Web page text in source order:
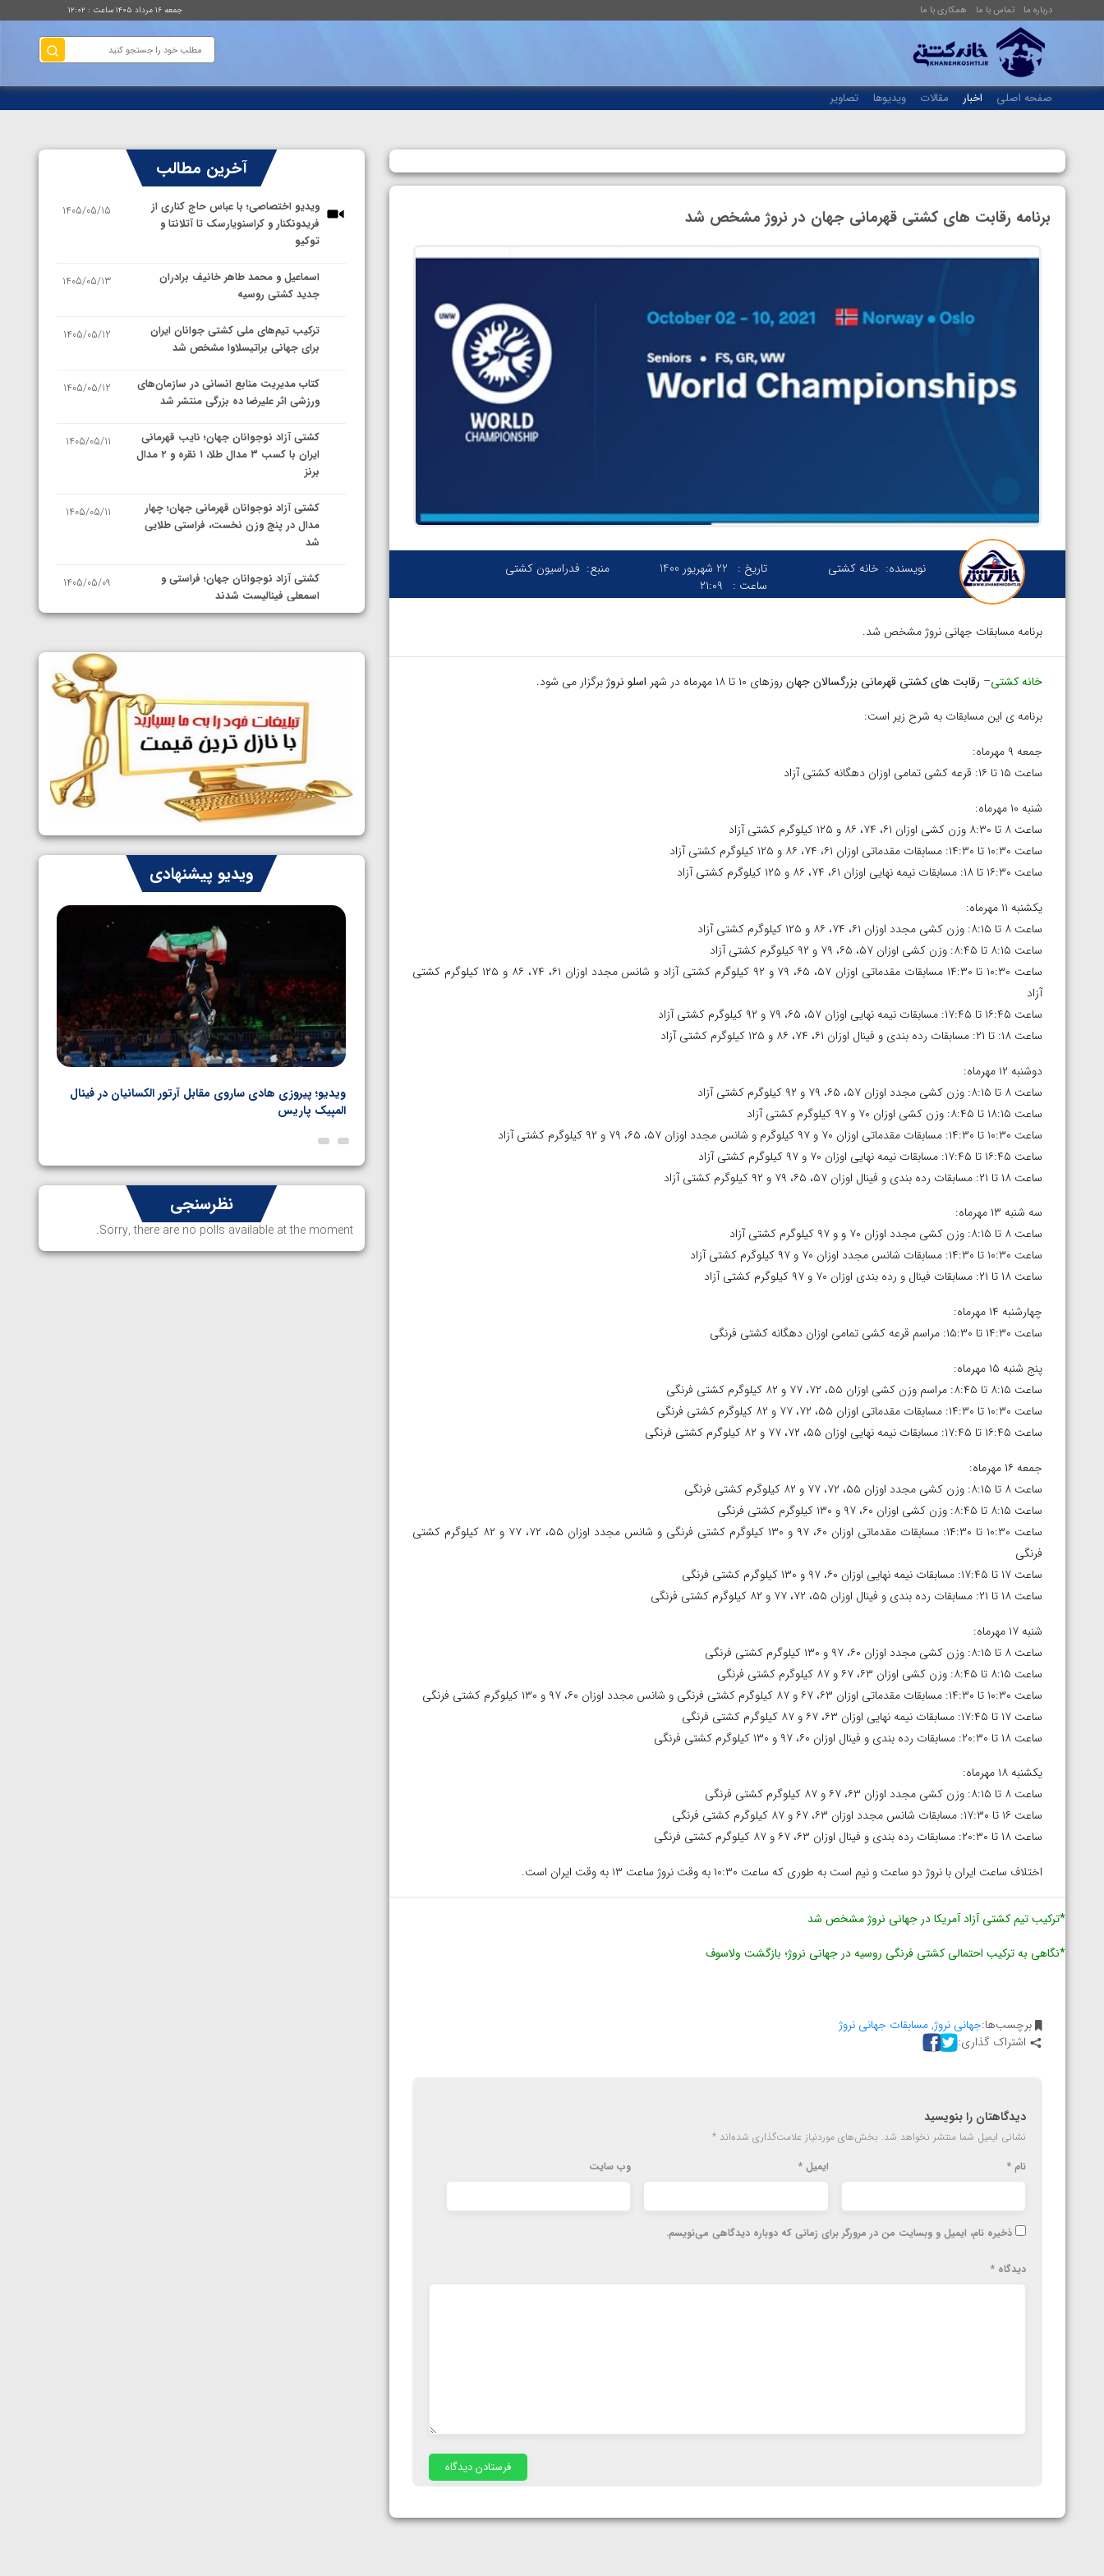
درباره ما تماس با ما همکاری با ما جمعه ۱۶ مرداد ۱۴۰۵ ساعت : ۱۲:۰۲
صفحه اصلی اخبار مقالات ویدیوها تصاویر
برنامه رقابت های کشتی قهرمانی جهان در نروژ مشخص شد
نویسنده: خانه کشتی تاریخ :
22 شهریور 1400
ساعت :
۲۱:۰۹
منبع: فدراسیون کشتی
برنامه مسابقات جهانی نروژ مشخص شد.
خانه کشتی– رقابت های کشتی قهرمانی بزرگسالان جهان روزهای ۱۰ تا ۱۸ مهرماه در شهر اسلو نروژبرگزار می شود.
برنامه ی این مسابقات به شرح زیر است:
جمعه ۹ مهرماه:
ساعت ۱۵ تا ۱۶: قرعه کشی تمامی اوزان دهگانه کشتی آزاد
شنبه ۱۰ مهرماه:
ساعت ۸ تا ۸:۳۰ وزن کشی اوزان ۶۱، ۷۴، ۸۶ و ۱۲۵ کیلوگرم کشتی آزاد
ساعت ۱۰:۳۰ تا ۱۴:۳۰: مسابقات مقدماتی اوزان ۶۱، ۷۴، ۸۶ و ۱۲۵ کیلوگرم کشتی آزاد
ساعت ۱۶:۳۰ تا ۱۸: مسابقات نیمه نهایی اوزان ۶۱، ۷۴، ۸۶ و ۱۲۵ کیلوگرم کشتی آزاد
یکشنبه ۱۱ مهرماه:
ساعت ۸ تا ۸:۱۵: وزن کشی مجدد اوزان ۶۱، ۷۴، ۸۶ و ۱۲۵ کیلوگرم کشتی آزاد
ساعت ۸:۱۵ تا ۸:۴۵: وزن کشی اوزان ۵۷، ۶۵، ۷۹ و ۹۲ کیلوگرم کشتی آزاد
ساعت ۱۰:۳۰ تا ۱۴:۳۰ مسابقات مقدماتی اوزان ۵۷، ۶۵، ۷۹ و ۹۲ کیلوگرم کشتی آزاد و شانس مجدد اوزان ۶۱، ۷۴، ۸۶ و ۱۲۵ کیلوگرم کشتی
آزاد
ساعت ۱۶:۴۵ تا ۱۷:۴۵: مسابقات نیمه نهایی اوزان ۵۷، ۶۵، ۷۹ و ۹۲ کیلوگرم کشتی آزاد
ساعت ۱۸: تا ۲۱: مسابقات رده بندی و فینال اوزان ۶۱، ۷۴، ۸۶ و ۱۲۵ کیلوگرم کشتی آزاد
دوشنبه ۱۲ مهرماه:
ساعت ۸ تا ۸:۱۵: وزن کشی مجدد اوزان ۵۷، ۶۵، ۷۹ و ۹۲ کیلوگرم کشتی آزاد
ساعت ۱۸:۱۵ تا ۸:۴۵: وزن کشی اوزان ۷۰ و ۹۷ کیلوگرم کشتی آزاد
ساعت ۱۰:۳۰ تا ۱۴:۳۰: مسابقات مقدماتی اوزان ۷۰ و ۹۷ کیلوگرم و شانس مجدد اوزان ۵۷، ۶۵، ۷۹ و ۹۲ کیلوگرم کشتی آزاد
ساعت ۱۶:۴۵ تا ۱۷:۴۵: مسابقات نیمه نهایی اوزان ۷۰ و ۹۷ کیلوگرم کشتی آزاد
ساعت ۱۸ تا ۲۱: مسابقات رده بندی و فینال اوزان ۵۷، ۶۵، ۷۹ و ۹۲ کیلوگرم کشتی آزاد
سه شنبه ۱۳ مهرماه:
ساعت ۸ تا ۸:۱۵: وزن کشی مجدد اوزان ۷۰ و و ۹۷ کیلوگرم کشتی آزاد
ساعت ۱۰:۳۰ تا ۱۴:۳۰: مسابقات شانس مجدد اوزان ۷۰ و ۹۷ کیلوگرم کشتی آزاد
ساعت ۱۸ تا ۲۱: مسابقات فینال و رده بندی اوزان ۷۰ و ۹۷ کیلوگرم کشتی آزاد
چهارشنبه ۱۴ مهرماه:
ساعت ۱۴:۳۰ تا ۱۵:۳۰: مراسم قرعه کشی تمامی اوزان دهگانه کشتی فرنگی
پنج شنبه ۱۵ مهرماه:
ساعت ۸:۱۵ تا ۸:۴۵: مراسم وزن کشی اوزان ۵۵، ۷۲، ۷۷ و ۸۲ کیلوگرم کشتی فرنگی
ساعت ۱۰:۳۰ تا ۱۴:۳۰: مسابقات مقدماتی اوزان ۵۵، ۷۲، ۷۷ و ۸۲ کیلوگرم کشتی فرنگی
ساعت ۱۶:۴۵ تا ۱۷:۴۵: مسابقات نیمه نهایی اوزان ۵۵، ۷۲، ۷۷ و ۸۲ کیلوگرم کشتی فرنگی
جمعه ۱۶ مهرماه:
ساعت ۸ تا ۸:۱۵: وزن کشی مجدد اوزان ۵۵، ۷۲، ۷۷ و ۸۲ کیلوگرم کشتی فرنگی
ساعت ۸:۱۵ تا ۸:۴۵: وزن کشی اوزان ۶۰، ۹۷ و ۱۳۰ کیلوگرم کشتی فرنگی
ساعت ۱۰:۳۰ تا ۱۴:۳۰: مسابقات مقدماتی اوزان ۶۰، ۹۷ و ۱۳۰ کیلوگرم کشتی فرنگی و شانس مجدد اوزان ۵۵، ۷۲، ۷۷ و ۸۲ کیلوگرم کشتی
فرنگی
ساعت ۱۷ تا ۱۷:۴۵: مسابقات نیمه نهایی اوزان ۶۰، ۹۷ و ۱۳۰ کیلوگرم کشتی فرنگی
ساعت ۱۸ تا ۲۱: مسابقات رده بندی و فینال اوزان ۵۵، ۷۲، ۷۷ و ۸۲ کیلوگرم کشتی فرنگی
شنبه ۱۷ مهرماه:
ساعت ۸ تا ۸:۱۵: وزن کشی مجدد اوزان ۶۰، ۹۷ و ۱۳۰ کیلوگرم کشتی فرنگی
ساعت ۸:۱۵ تا ۸:۴۵: وزن کشی اوزان ۶۳، ۶۷ و ۸۷ کیلوگرم کشتی فرنگی
ساعت ۱۰:۳۰ تا ۱۴:۳۰: مسابقات مقدماتی اوزان ۶۳، ۶۷ و ۸۷ کیلوگرم کشتی فرنگی و شانس مجدد اوزان ۶۰، ۹۷ و ۱۳۰ کیلوگرم کشتی فرنگی
ساعت ۱۷ تا ۱۷:۴۵: مسابقات نیمه نهایی اوزان ۶۳، ۶۷ و ۸۷ کیلوگرم کشتی فرنگی
ساعت ۱۸ تا ۲۰:۳۰: مسابقات رده بندی و فینال اوزان ۶۰، ۹۷ و ۱۳۰ کیلوگرم کشتی فرنگی
یکشنبه ۱۸ مهرماه:
ساعت ۸ تا ۸:۱۵: وزن کشی مجدد اوزان ۶۳، ۶۷ و ۸۷ کیلوگرم کشتی فرنگی
ساعت ۱۶ تا ۱۷:۳۰: مسابقات شانس مجدد اوزان ۶۳، ۶۷ و ۸۷ کیلوگرم کشتی فرنگی
ساعت ۱۸ تا ۲۰:۳۰: مسابقات رده بندی و فینال اوزان ۶۳، ۶۷ و ۸۷ کیلوگرم کشتی فرنگی
اختلاف ساعت ایران با نروژ دو ساعت و نیم است به طوری که ساعت ۱۰:۳۰ به وقت نروژ ساعت ۱۳ به وقت ایران است.
*ترکیب تیم کشتی آزاد آمریکا در جهانی نروژ مشخص شد
*نگاهی به ترکیب احتمالی کشتی فرنگی روسیه در جهانی نروژ؛ بازگشت ولاسوف
برچسب‌ها:جهانی نروژ,مسابقات جهانی نروژ
اشتراک گذاری:
دیدگاهتان را بنویسید
نشانی ایمیل شما منتشر نخواهد شد. بخش‌های موردنیاز علامت‌گذاری شده‌اند *
نام * ایمیل* وب‌ سایت
ذخیره نام، ایمیل و وبسایت من در مرورگر برای زمانی که دوباره دیدگاهی می‌نویسم.
دیدگاه *
آخرین مطالب
ویدیو اختصاصی؛ با عباس حاج کناری از
فریدونکنار و کراسنویارسک تا آتلانتا و
توکیو
1405/05/15
اسماعیل و محمد طاهر خانیف برادران
جدید کشتی روسیه
1405/05/13
ترکیب تیم‌های ملی کشتی جوانان ایران
برای جهانی براتیسلاوا مشخص شد
1405/05/12
کتاب مدیریت منابع انسانی در سازمان‌های
ورزشی اثر علیرضا ده بزرگی منتشر شد
1405/05/12
کشتی آزاد نوجوانان جهان؛ نایب قهرمانی
ایران با کسب ۳ مدال طلا، ۱ نقره و ۲ مدال
برنز
1405/05/11
کشتی آزاد نوجوانان قهرمانی جهان؛ چهار
مدال در پنج وزن نخست، فراستی طلایی
شد
1405/05/11
کشتی آزاد نوجوانان جهان؛ فراستی و
اسمعلی فینالیست شدند
1405/05/09
نمایندگان ایران مشخص شدند
سوم برای ایران
1405/05/07
ایران چشم به راه چهار مدال در پنج وزن
دوم کشتی فرنگی نوجوانان جهان
1405/05/06
ویدیو پیشنهادی
امین میرزازاده
ویدیو؛ باخت امین کاویانی نژاد مقابل مالخاز آمویان از
ارمنستان
ویدیو؛ پیروزی هادی ساروی مقابل آرتور الکسانیان در فینال
المپیک پاریس
نظرسنجی
Sorry, there are no polls available at the moment.